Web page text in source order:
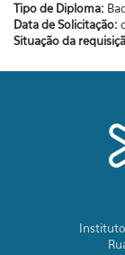
Tipo de Diploma:
Data de Solicitação:
Situação da
Instituto